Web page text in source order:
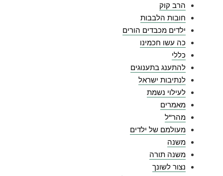
הרב קוק
חובות הלבבות
ילדים מכבדים הורים
כה עשו חכמינו
כללי
להתענג בתענוגים
לנתיבות ישראל
לעילוי נשמת
מאמרים
מהר"ל
מעולמם של ילדים
משנה
משנה תורה
נצור לשונך